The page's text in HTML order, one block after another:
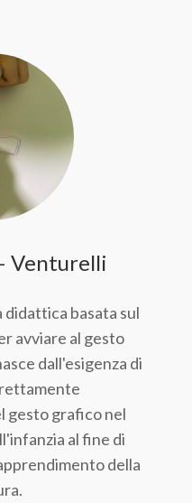
Venturelli
basata sul
avviare al gesto
dall'esigenza di
gesto grafico nel
al fine di
della